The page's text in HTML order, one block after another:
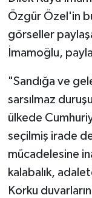
Özgür Özel'in
görseller
İmamoğlu,
"Sandığa ve
sarsılmaz
ülkede
seçilmiş irade
mücadelesine
kalabalık,
Korku